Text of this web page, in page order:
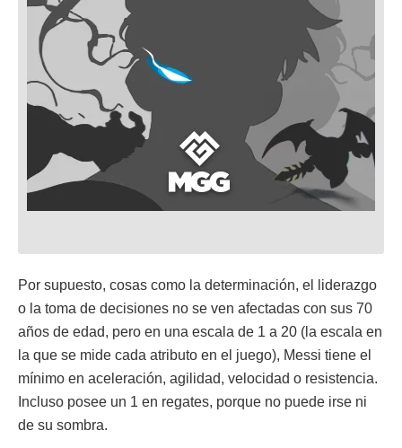
Por supuesto, cosas como la determinación, el liderazgo
o la toma de decisiones no se ven afectadas con sus 70
años de edad, pero en una escala de 1 a 20 (la escala en
la que se mide cada atributo en el juego), Messi tiene el
mínimo en aceleración, agilidad, velocidad o resistencia.
Incluso posee un 1 en regates, porque no puede irse ni
de su sombra.